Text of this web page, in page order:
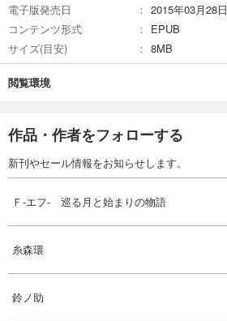
電子版発売日
2015年03月28日
コンテンツ形式
EPUB
サイズ(目安)
8MB
閲覧環境
作品・作者をフォローする
新刊やセール情報をお知らせします。
Ｆ‐エフ‐ 巡る月と始まりの物語
糸森環
鈴ノ助